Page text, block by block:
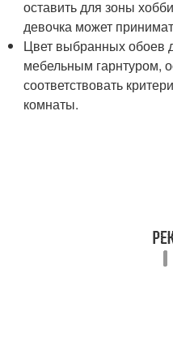
оставить для зоны
девочка может
Цвет выбранных обоев
мебельным гарнтуром,
соответствовать
комнаты.